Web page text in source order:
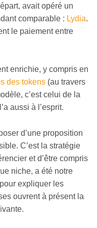
avait opéré un
comparable : Lydia.
le paiement entre
enrichie, y compris en
des tokens (au travers
c’est celui de la
aussi à l’esprit.
d’une proposition
C’est la stratégie
et d’être compris
niche, a été notre
expliquer les
ouvrent à présent la